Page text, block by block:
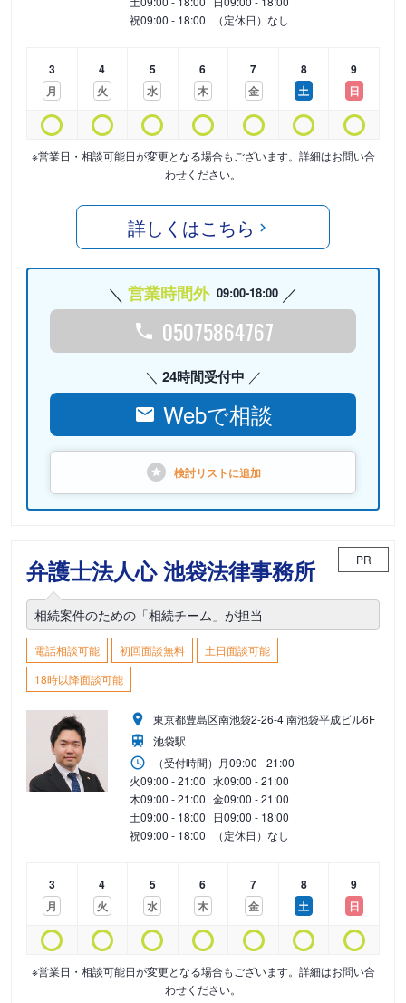
祝09:00 - 18:00 （定休日）なし
3
月
4
火
5
水
6
木
7
金
8
土
9
日
※営業日・相談可能日が変更となる場合もございます。詳細はお問い合
わせください。
詳しくはこちら
営業時間外 09:00-18:00
05075864767
24時間受付中
Webで相談
検討リストに追加
弁護士法人心 池袋法律事務所 PR
相続案件のための「相続チーム」が担当
電話相談可能 初回面談無料
土日面談可能
18時以降面談可能
東京都豊島区南池袋2-26-4 南池袋平成ビル6F
池袋駅
（受付時間） 月09:00 - 21:00
火09:00 - 21:00 水09:00 - 21:00
木09:00 - 21:00 金09:00 - 21:00
土09:00 - 18:00 日09:00 - 18:00
祝09:00 - 18:00 （定休日）なし
3
月
4
火
5
水
6
木
7
金
8
土
9
日
※営業日・相談可能日が変更となる場合もございます。詳細はお問い合
わせください。